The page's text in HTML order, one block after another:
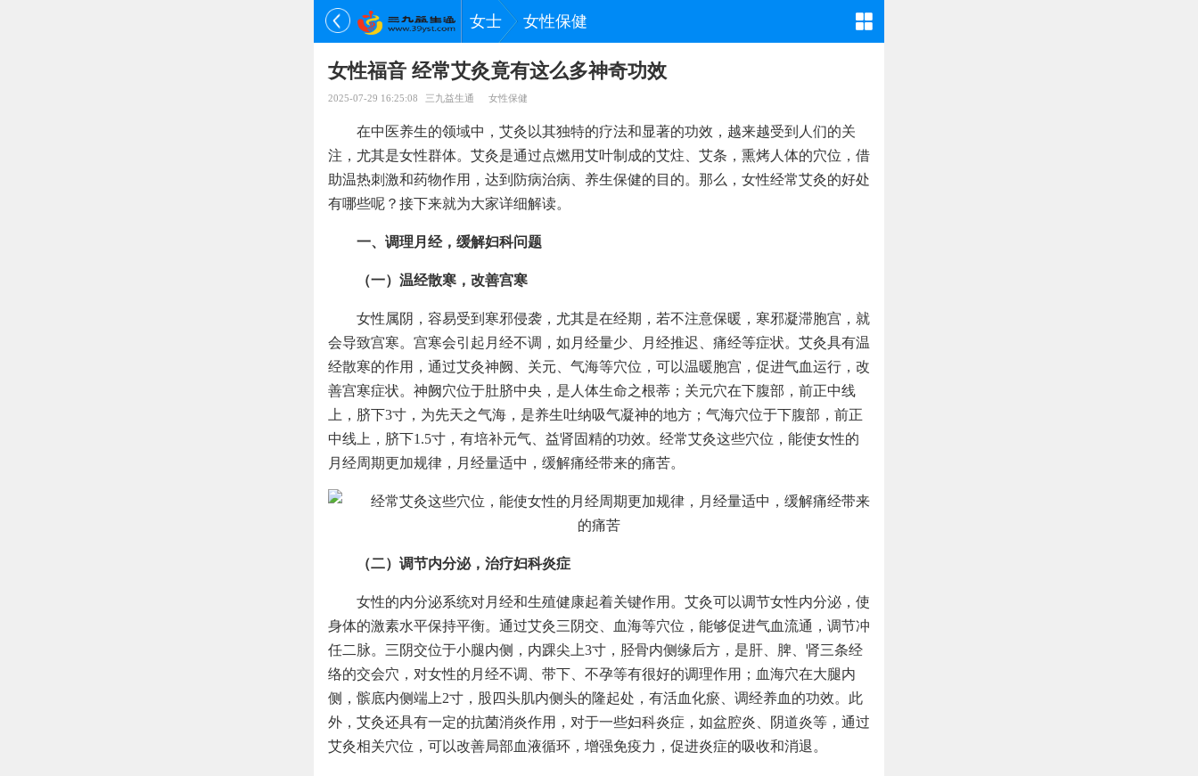
女士 女性保健
女性福音 经常艾灸竟有这么多神奇功效
2025-07-29 16:25:08 三九益生通 女性保健
在中医养生的领域中，艾灸以其独特的疗法和显著的功效，越来越受到人们的关
注，尤其是女性群体。艾灸是通过点燃用艾叶制成的艾炷、艾条，熏烤人体的穴位，借
助温热刺激和药物作用，达到防病治病、养生保健的目的。那么，女性经常艾灸的好处
有哪些呢？接下来就为大家详细解读。
一、调理月经，缓解妇科问题
（一）温经散寒，改善宫寒
女性属阴，容易受到寒邪侵袭，尤其是在经期，若不注意保暖，寒邪凝滞胞宫，就
会导致宫寒。宫寒会引起月经不调，如月经量少、月经推迟、痛经等症状。艾灸具有温
经散寒的作用，通过艾灸神阙、关元、气海等穴位，可以温暖胞宫，促进气血运行，改
善宫寒症状。神阙穴位于肚脐中央，是人体生命之根蒂；关元穴在下腹部，前正中线
上，脐下3寸，为先天之气海，是养生吐纳吸气凝神的地方；气海穴位于下腹部，前正
中线上，脐下1.5寸，有培补元气、益肾固精的功效。经常艾灸这些穴位，能使女性的
月经周期更加规律，月经量适中，缓解痛经带来的痛苦。
（二）调节内分泌，治疗妇科炎症
女性的内分泌系统对月经和生殖健康起着关键作用。艾灸可以调节女性内分泌，使
身体的激素水平保持平衡。通过艾灸三阴交、血海等穴位，能够促进气血流通，调节冲
任二脉。三阴交位于小腿内侧，内踝尖上3寸，胫骨内侧缘后方，是肝、脾、肾三条经
络的交会穴，对女性的月经不调、带下、不孕等有很好的调理作用；血海穴在大腿内
侧，髌底内侧端上2寸，股四头肌内侧头的隆起处，有活血化瘀、调经养血的功效。此
外，艾灸还具有一定的抗菌消炎作用，对于一些妇科炎症，如盆腔炎、阴道炎等，通过
艾灸相关穴位，可以改善局部血液循环，增强免疫力，促进炎症的吸收和消退。